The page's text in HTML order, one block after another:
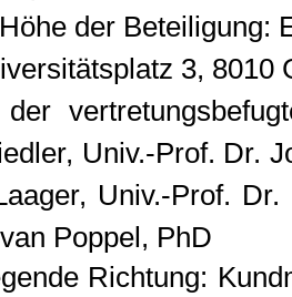
der Beteiligung:
3, 8010
der
Univ.-Prof. Dr.
Univ.-Prof.
Poppel, PhD
Richtung: